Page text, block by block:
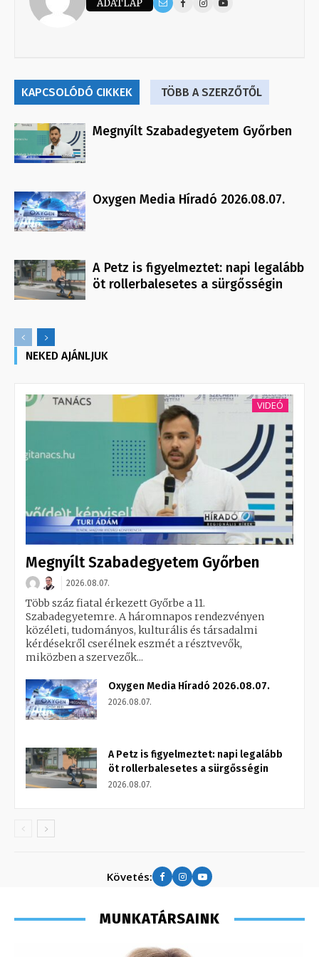
ADATLAP
KAPCSOLÓDÓ CIKKEK TÖBB A SZERZŐTŐL
Megnyílt Szabadegyetem Győrben
Oxygen Media Híradó 2026.08.07.
A Petz is figyelmeztet: napi legalább
öt rollerbalesetes a sürgősségin
NEKED AJÁNLJUK
VIDEÓ
Megnyílt Szabadegyetem Győrben
2026.08.07.
Több száz fiatal érkezett Győrbe a 11.
Szabadegyetemre. A háromnapos rendezvényen
közéleti, tudományos, kulturális és társadalmi
kérdésekről cserélnek eszmét a résztvevők,
miközben a szervezők...
Oxygen Media Híradó 2026.08.07.
2026.08.07.
A Petz is figyelmeztet: napi legalább
öt rollerbalesetes a sürgősségin
2026.08.07.
Követés:
MUNKATÁRSAINK